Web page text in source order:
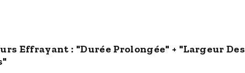
Effrayant : "durée Prolongée" + "largeur Des